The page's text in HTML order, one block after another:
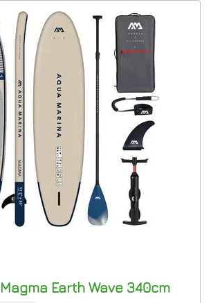
Magma Earth Wave 340cm